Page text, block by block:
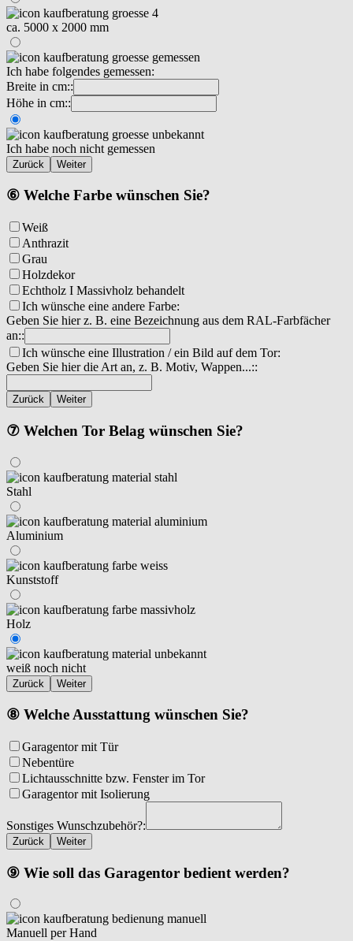
ca. 5000 x 2000 mm
Ich habe folgendes gemessen:
Breite in cm::
Höhe in cm::
Ich habe noch nicht gemessen
Zurück Weiter
⑥ Welche Farbe wünschen Sie?
Weiß
Anthrazit
Grau
Holzdekor
Echtholz I Massivholz behandelt
Ich wünsche eine andere Farbe:
Geben Sie hier z. B. eine Bezeichnung aus dem RAL-Farbfächer
an::
Ich wünsche eine Illustration / ein Bild auf dem Tor:
Geben Sie hier die Art an, z. B. Motiv, Wappen...::
Zurück Weiter
⑦ Welchen Tor Belag wünschen Sie?
Stahl
Aluminium
Kunststoff
Holz
weiß noch nicht
Zurück Weiter
⑧ Welche Ausstattung wünschen Sie?
Garagentor mit Tür
Nebentüre
Lichtausschnitte bzw. Fenster im Tor
Garagentor mit Isolierung
Sonstiges Wunschzubehör?:
Zurück Weiter
⑨ Wie soll das Garagentor bedient werden?
Manuell per Hand